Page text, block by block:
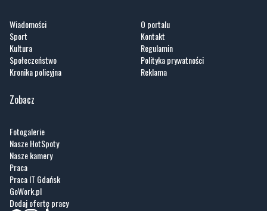
Wiadomości
Sport
Kultura
Społeczeństwo
Kronika policyjna
O portalu
Kontakt
Regulamin
Polityka prywatności
Reklama
Zobacz
Fotogalerie
Nasze HotSpoty
Nasze kamery
Praca
Praca IT Gdańsk
GoWork.pl
Dodaj ofertę pracy